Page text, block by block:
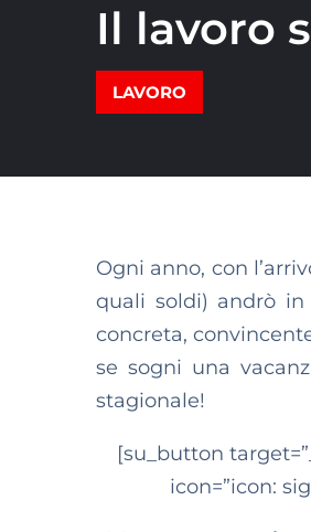
Il lavoro
LAVORO
Ogni anno, con
quali soldi) andrò
concreta,
se sogni una
stagionale!
[su_button
icon=”icon: